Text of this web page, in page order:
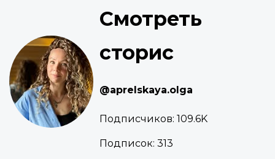
Смотреть
сторис
@aprelskaya.olga
Подписчиков: 109.6K
Подписок: 313